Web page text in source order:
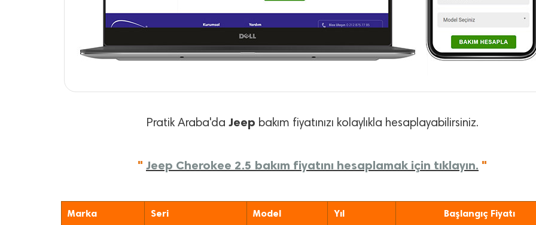
Pratik Araba'da Jeep bakım fiyatınızı kolaylıkla hesaplayabilirsiniz.
" Jeep Cherokee 2.5 bakım fiyatını hesaplamak için tıklayın. "
Marka Seri Model Yıl Başlangıç Fiyatı